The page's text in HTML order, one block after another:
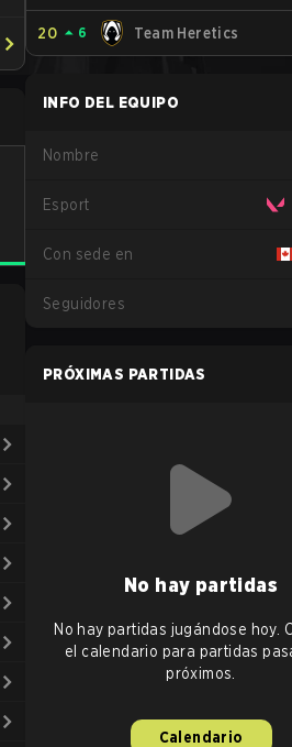
20 ⏶ 6 Team Heretics
INFO DEL EQUIPO
Nombre
Esport
Con sede en
Seguidores
PRÓXIMAS PARTIDAS
No hay partidas
No hay partidas jugándose hoy.
el calendario para partidas
próximos.
Calendario